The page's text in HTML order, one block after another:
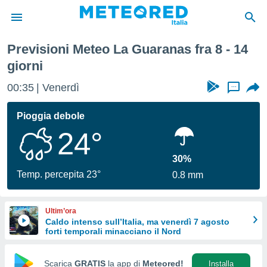
di
per
le
di
Web
le
Previsioni Meteo La Guaranas fra 8 - 14
giorni
00:35 Venerdì ...
Pioggia debole
24°
Temp. percepita 23°
30%
0.8 mm
Ultim’ora
Caldo intenso sull’Italia, ma venerdì 7 agosto
forti temporali minacciano il Nord
Scarica GRATIS la app di Meteored! Installa